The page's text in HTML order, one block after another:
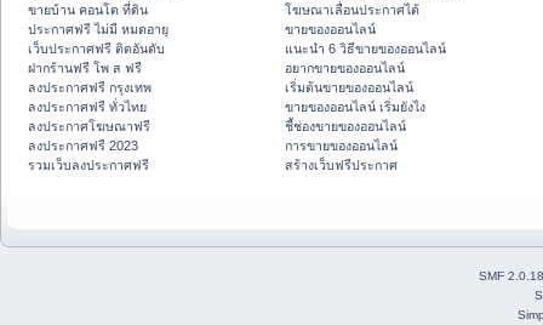
ขายบ้าน คอนโด ที่ดิน
ประกาศฟรี ไม่มี หมดอายุ
เว็บประกาศฟรี ติดอันดับ
ฝากร้านฟรี โพ ส ฟรี
ลงประกาศฟรี กรุงเทพ
ลงประกาศฟรี ทั่วไทย
ลงประกาศโฆษณาฟรี
ลงประกาศฟรี 2023
รวมเว็บลงประกาศฟรี
โฆษณาเลื่อนประกาศได้
ขายของออนไลน์
แนะนำ 6 วิธีขายของออนไลน์
อยากขายของออนไลน์
เริ่มต้นขายของออนไลน์
ขายของออนไลน์ เริ่มยังไง
ชี้ช่องขายของออนไลน์
การขายของออนไลน์
สร้างเว็บฟรีประกาศ
SMF 2.0.18